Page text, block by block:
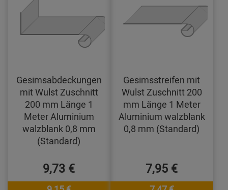
Gesimsabdeckungen
mit Wulst Zuschnitt
200 mm Länge 1
Meter Aluminium
walzblank 0,8 mm
(Standard)
9,73 €
Gesimsstreifen mit
Wulst Zuschnitt 200
mm Länge 1 Meter
Aluminium walzblank
0,8 mm (Standard)
7,95 €